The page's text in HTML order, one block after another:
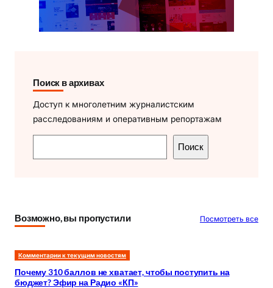
Поиск в архивах
Доступ к многолетним журналистским
расследованиям и оперативным репортажам
о
Поиск
Возможно, вы пропустили Посмотреть все
Комментарии к текущим новостям
Почему 310 баллов не хватает, чтобы поступить на
бюджет? Эфир на Радио «КП»